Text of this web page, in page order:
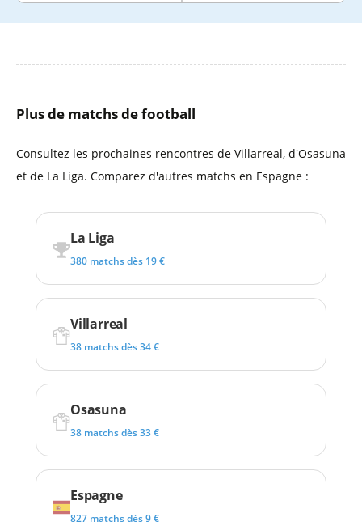
Plus de matchs de football
Consultez les prochaines rencontres de Villarreal, d'Osasuna
et de La Liga. Comparez d'autres matchs en Espagne :
La Liga
380 matchs dès 19 €
Villarreal
38 matchs dès 34 €
Osasuna
38 matchs dès 33 €
Espagne
827 matchs dès 9 €